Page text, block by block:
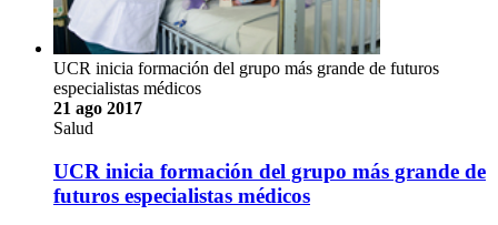
UCR inicia formación del grupo más grande de futuros
especialistas médicos
21 ago 2017
Salud
UCR inicia formación del grupo más grande de
futuros especialistas médicos